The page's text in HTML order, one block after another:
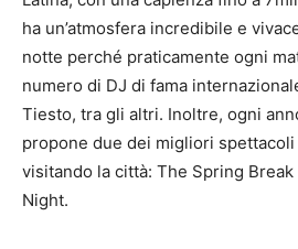
ha un’atmosfera incredibile e
notte perché praticamente ogni
numero di DJ di fama
Tiesto, tra gli altri. Inoltre, ogni
propone due dei migliori
visitando la città: The Spring Break
Night.